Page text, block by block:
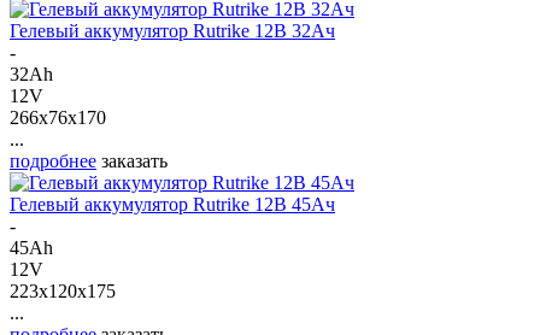
Гелевый аккумулятор Rutrike 12В 32Ач
-
32Ah
12V
266x76x170
...
подробнее заказать
Гелевый аккумулятор Rutrike 12В 45Ач
-
45Ah
12V
223x120x175
...